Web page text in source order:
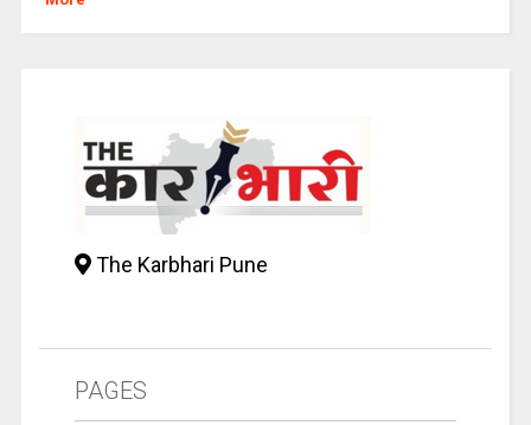
The Karbhari Pune
PAGES